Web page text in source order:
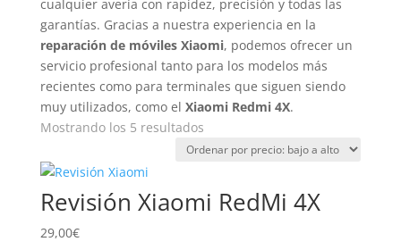
cualquier avería con rapidez, precisión y todas las
garantías. Gracias a nuestra experiencia en la
reparación de móviles Xiaomi, podemos ofrecer un
servicio profesional tanto para los modelos más
recientes como para terminales que siguen siendo
muy utilizados, como el Xiaomi Redmi 4X.
Mostrando los 5 resultadosOrdenado
por
a
Revisión Xiaomi RedMi 4X
29,00€